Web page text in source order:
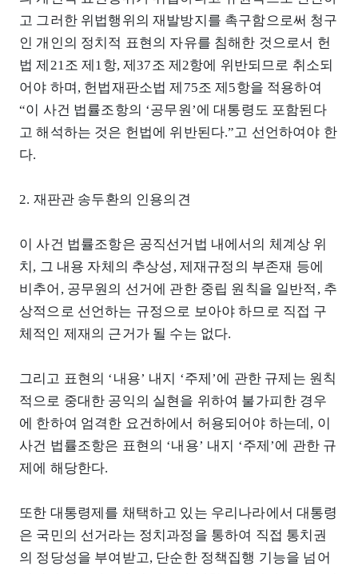
고 그러한 위법행위의 재발방지를 촉구함으로써 청구
인 개인의 정치적 표현의 자유를 침해한 것으로서 헌
법 제21조 제1항, 제37조 제2항에 위반되므로 취소되
어야 하며, 헌법재판소법 제75조 제5항을 적용하여
“이 사건 법률조항의 ‘공무원’에 대통령도 포함된다
고 해석하는 것은 헌법에 위반된다.”고 선언하여야 한
다.
2. 재판관 송두환의 인용의견
이 사건 법률조항은 공직선거법 내에서의 체계상 위
치, 그 내용 자체의 추상성, 제재규정의 부존재 등에
비추어, 공무원의 선거에 관한 중립 원칙을 일반적, 추
상적으로 선언하는 규정으로 보아야 하므로 직접 구
체적인 제재의 근거가 될 수는 없다.
그리고 표현의 ‘내용’ 내지 ‘주제’에 관한 규제는 원칙
적으로 중대한 공익의 실현을 위하여 불가피한 경우
에 한하여 엄격한 요건하에서 허용되어야 하는데, 이
사건 법률조항은 표현의 ‘내용’ 내지 ‘주제’에 관한 규
제에 해당한다.
또한 대통령제를 채택하고 있는 우리나라에서 대통령
은 국민의 선거라는 정치과정을 통하여 직접 통치권
의 정당성을 부여받고, 단순한 정책집행 기능을 넘어